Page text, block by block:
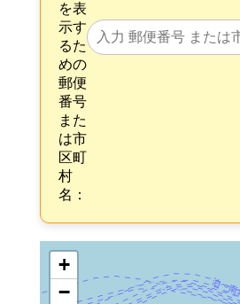
を表
示す
るた
めの
郵便
番号
また
は市
区町
村
名：
+
−